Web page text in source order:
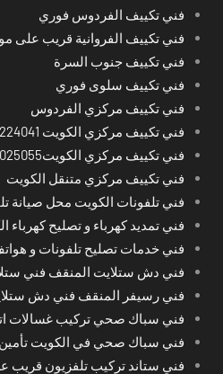
فني تكييف الفردوس فوري
فني تكييف الفروانية قريب على
فني تكييف جنوب السرة
فني تكييف سلوى فوري
فني تكييف مركزي الفردوس
فني تكييف مركزي الكويت 62224041
فني تكييف مركزي الكويت98025055
فني تكييف مركزي متنقل الكويت
فني تلفونات الكويت محل صيانة
فني تمديد كهرباء و تصليح كهرباء الكويت
فني خدمات تصليح تلفونات و
فني دش ستلايت المنقف فني
فني رسيفر المنقف فني دش
فني سباك صحي تركيب غسالات
فني سباك صحي في الكويت
فني ستاند تركيب تلفزيون قريب